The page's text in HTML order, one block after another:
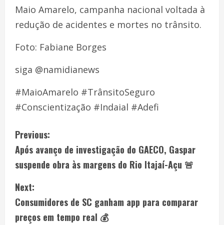
Maio Amarelo, campanha nacional voltada à
redução de acidentes e mortes no trânsito.
Foto: Fabiane Borges
siga @namidianews
#MaioAmarelo #TrânsitoSeguro
#Conscientização #Indaial #Adefi
Previous:
Após avanço de investigação do GAECO, Gaspar
suspende obra às margens do Rio Itajaí-Açu 🚨
Next:
Consumidores de SC ganham app para comparar
preços em tempo real 💰